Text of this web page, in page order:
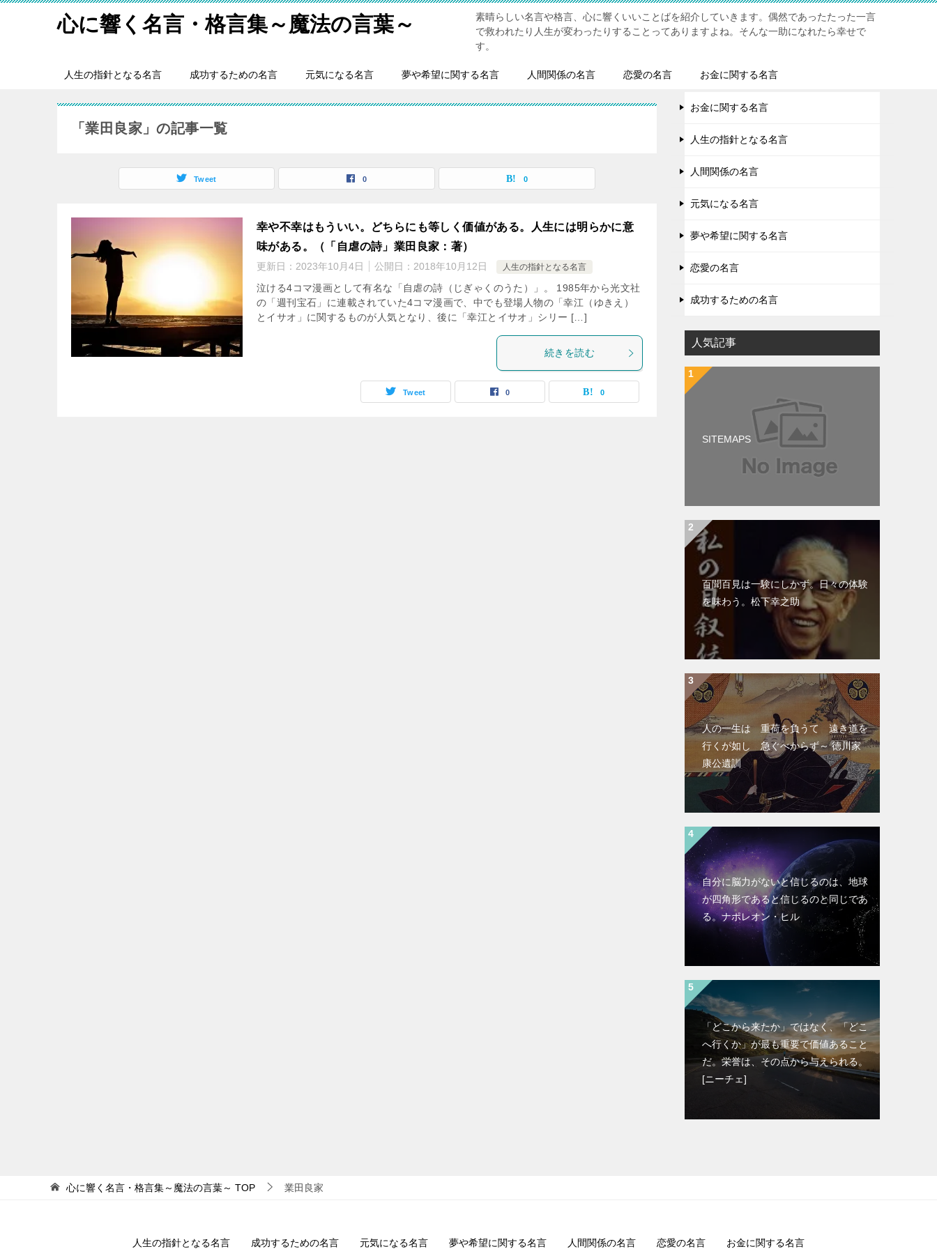
心に響く名言・格言集～魔法の言葉～
素晴らしい名言や格言、心に響くいいことばを紹介していきます。偶然であったたった一言
で救われたり人生が変わったりすることってありますよね。そんな一助になれたら幸せで
す。
人生の指針となる名言 成功するための名言 元気になる名言 夢や希望に関する名言 人間関係の名言 恋愛の名言 お金に関する名言
「業田良家」の記事一覧
Tweet 0 0
幸や不幸はもういい。どちらにも等しく価値がある。人生には明らかに意
味がある。（「自虐の詩」業田良家：著）
更新日： 2023年10月4日 公開日： 2018年10月12日 人生の指針となる名言
泣ける4コマ漫画として有名な「自虐の詩（じぎゃくのうた）」。 1985年から光文社
の「週刊宝石」に連載されていた4コマ漫画で、中でも登場人物の「幸江（ゆきえ）
とイサオ」に関するものが人気となり、後に「幸江とイサオ」シリー […]
続きを読む
Tweet 0 0
お金に関する名言
人生の指針となる名言
人間関係の名言
元気になる名言
夢や希望に関する名言
恋愛の名言
成功するための名言
人気記事
SITEMAPS
百聞百見は一験にしかず。日々の体験
を味わう。松下幸之助
人の一生は 重荷を負うて 遠き道を
行くが如し 急ぐべからず～ 徳川家
康公遺訓
自分に脳力がないと信じるのは、地球
が四角形であると信じるのと同じであ
る。ナポレオン・ヒル
「どこから来たか」ではなく、「どこ
へ行くか」が最も重要で価値あること
だ。栄誉は、その点から与えられる。
[ニーチェ]
心に響く名言・格言集～魔法の言葉～ TOP 業田良家
人生の指針となる名言 成功するための名言 元気になる名言 夢や希望に関する名言 人間関係の名言 恋愛の名言 お金に関する名言